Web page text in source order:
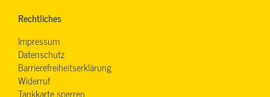
Rechtliches
Impressum
Datenschutz
Barrierefreiheitserklärung
Widerruf
Tankkarte sperren